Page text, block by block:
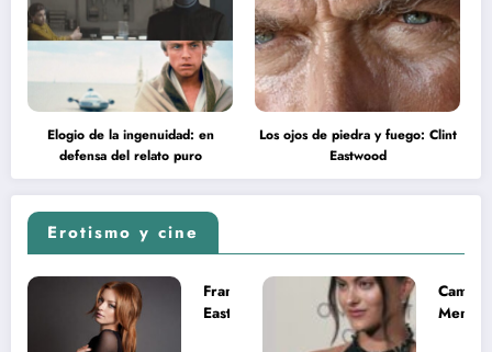
Elogio de la ingenuidad: en
defensa del relato puro
Los ojos de piedra y fuego: Clint
Eastwood
Erotismo y cine
Francesca
Eastwood y
Camila
Mendes